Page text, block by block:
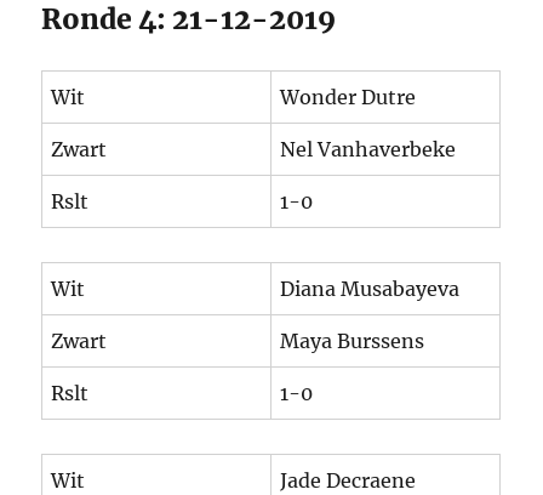
Ronde 4: 21-12-2019
Wit Wonder Dutre
Zwart Nel Vanhaverbeke
Rslt 1-0
Wit Diana Musabayeva
Zwart Maya Burssens
Rslt 1-0
Wit Jade Decraene